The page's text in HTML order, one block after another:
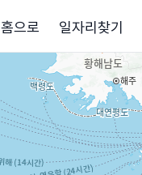
홈으로 일자리찾기